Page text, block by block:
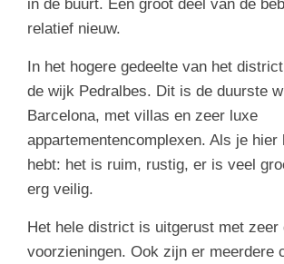
in de buurt. Een groot deel van de
relatief nieuw.
In het hogere gedeelte van het
de wijk Pedralbes. Dit is de duurste
Barcelona, met villas en zeer luxe
appartementencomplexen. Als je hier
hebt: het is ruim, rustig, er is veel
erg veilig.
Het hele district is uitgerust met zeer
voorzieningen. Ook zijn er meerdere